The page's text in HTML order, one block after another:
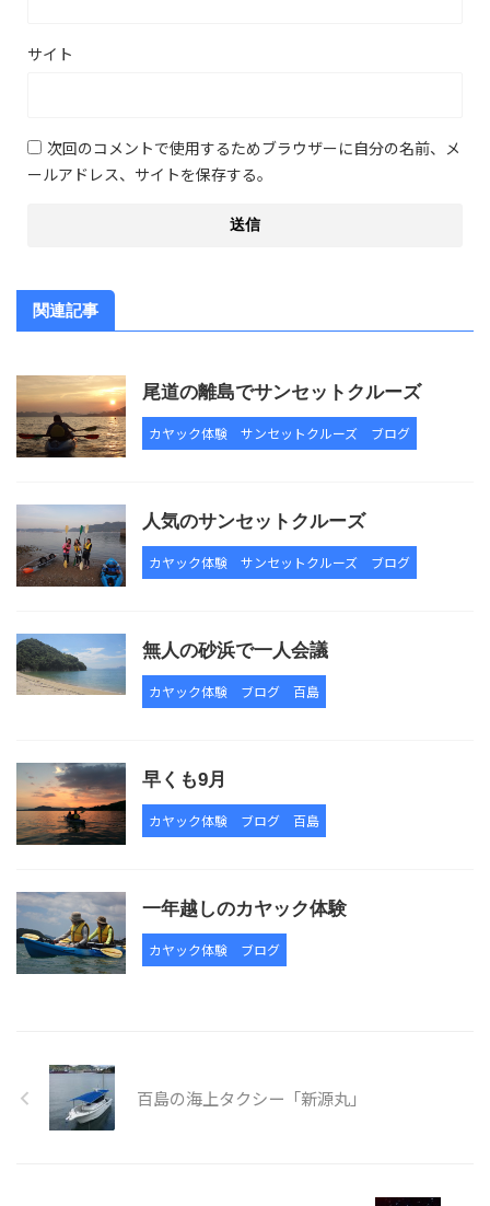
サイト
次回のコメントで使用するためブラウザーに自分の名前、メ
ールアドレス、サイトを保存する。
関連記事
尾道の離島でサンセットクルーズ
カヤック体験 サンセットクルーズ ブログ
人気のサンセットクルーズ
カヤック体験 サンセットクルーズ ブログ
無人の砂浜で一人会議
カヤック体験 ブログ 百島
早くも9月
カヤック体験 ブログ 百島
一年越しのカヤック体験
カヤック体験 ブログ
百島の海上タクシー「新源丸」